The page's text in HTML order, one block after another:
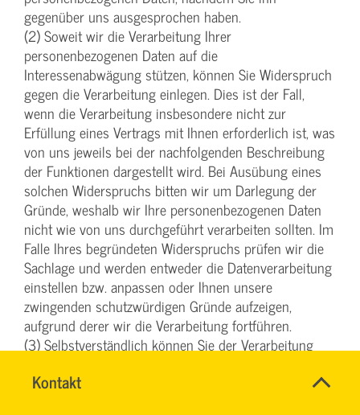
Kontakt
TEAM
Name*
gegenüber uns ausgesprochen haben.
(2) Soweit wir die Verarbeitung Ihrer
personenbezogenen Daten auf die
Interessenabwägung stützen, können Sie Widerspruch
gegen die Verarbeitung einlegen. Dies ist der Fall,
wenn die Verarbeitung insbesondere nicht zur
Erfüllung eines Vertrags mit Ihnen erforderlich ist, was
von uns jeweils bei der nachfolgenden Beschreibung
der Funktionen dargestellt wird. Bei Ausübung eines
solchen Widerspruchs bitten wir um Darlegung der
Gründe, weshalb wir Ihre personenbezogenen Daten
nicht wie von uns durchgeführt verarbeiten sollten. Im
Falle Ihres begründeten Widerspruchs prüfen wir die
Sachlage und werden entweder die Datenverarbeitung
einstellen bzw. anpassen oder Ihnen unsere
zwingenden schutzwürdigen Gründe aufzeigen,
aufgrund derer wir die Verarbeitung fortführen.
(3) Selbstverständlich können Sie der Verarbeitung
Werbung und Datenanalyse jederzeit widersprechen.